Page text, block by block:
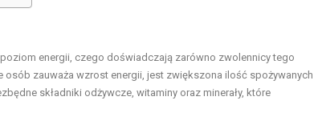
energii, czego doświadczają zarówno zwolennicy tego
zauważa wzrost energii, jest zwiększona ilość spożywanych
składniki odżywcze, witaminy oraz minerały, które